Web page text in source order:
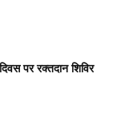
पर रक्तदान शिविर